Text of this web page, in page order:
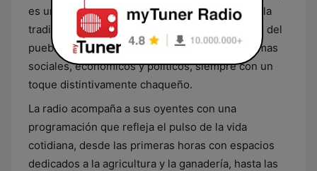
es un punto de encuentro donde la actualidad, la
tradición y la música se entrelazan. Aquí, la voz del
pueblo resuena en programas que abordan temas
sociales, económicos y políticos, siempre con un
toque distintivamente chaqueño.
La radio acompaña a sus oyentes con una
programación que refleja el pulso de la vida
cotidiana, desde las primeras horas con espacios
dedicados a la agricultura y la ganadería, hasta las